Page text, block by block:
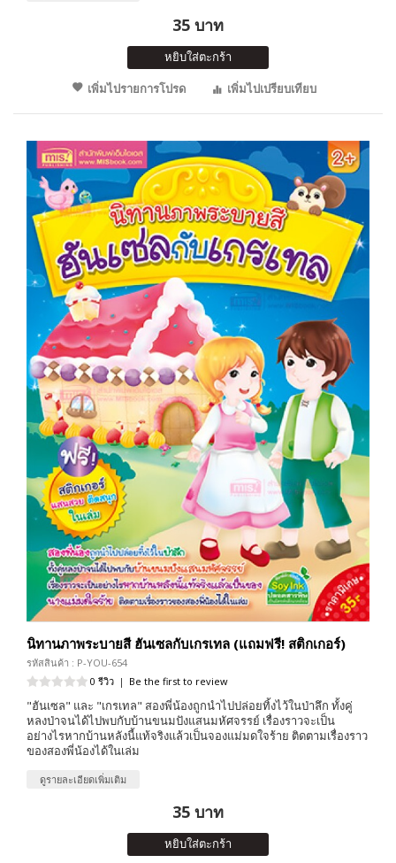
35 บาท
หยิบใส่ตะกร้า
เพิ่มไปรายการโปรด
เพิ่มไปเปรียบเทียบ
นิทานภาพระบายสี ฮันเซลกับเกรเทล (แถมฟรี! สติกเกอร์)
รหัสสินค้า : P-YOU-654
0 รีวิว | Be the first to review
"ฮันเซล" และ "เกรเทล" สองพี่น้องถูกนำไปปล่อยทิ้งไว้ในป่าลึก ทั้งคู่
หลงป่าจนได้ไปพบกับบ้านขนมปังแสนมหัศจรรย์ เรื่องราวจะเป็น
อย่างไรหากบ้านหลังนี้แท้จริงแล้วเป็นจองแม่มดใจร้าย ติดตามเรื่องราว
ของสองพี่น้องได้ในเล่ม
ดูรายละเอียดเพิ่มเติม
35 บาท
หยิบใส่ตะกร้า